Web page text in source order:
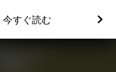
今すぐ読む